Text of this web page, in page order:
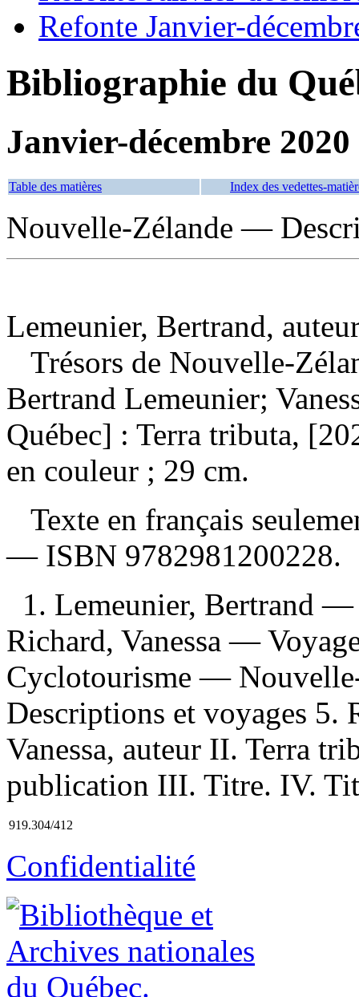
Refonte Janvier-
Bibliographie du
Janvier-décembre 2020
Table des matières Index des vedettes-
Nouvelle-Zélande —
Lemeunier, Bertrand,
Trésors de Nouvelle-
Bertrand Lemeunier;
Québec] : Terra tributa,
en couleur ; 29 cm.
Texte en français
— ISBN 9782981200228.
1. Lemeunier, Bertrand
Richard, Vanessa —
Cyclotourisme —
Descriptions et voyages 5.
Vanessa, auteur II. Terra
publication III. Titre. IV.
919.304/412
Confidentialité